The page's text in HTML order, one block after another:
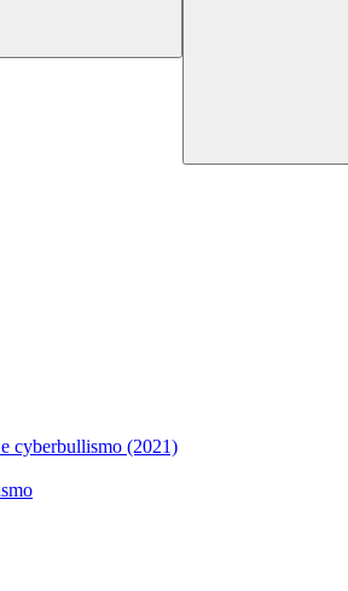
cyberbullismo (2021)